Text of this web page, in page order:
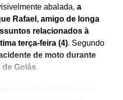
abalada, a
Rafael, amigo de longa
relacionados à
terça-feira (4). Segundo
de moto durante
Goiás.